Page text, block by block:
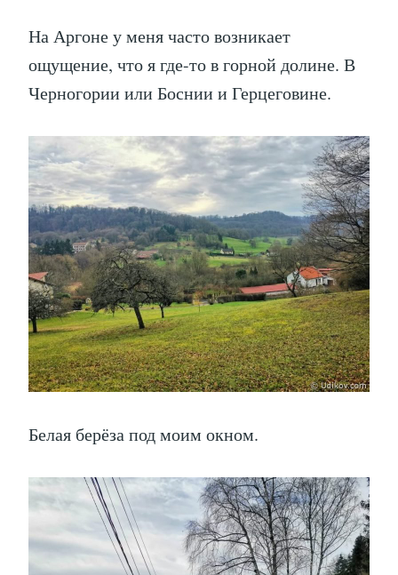
На Аргоне у меня часто возникает
ощущение, что я где-то в горной долине. В
Черногории или Боснии и Герцеговине.
Белая берёза под моим окном.